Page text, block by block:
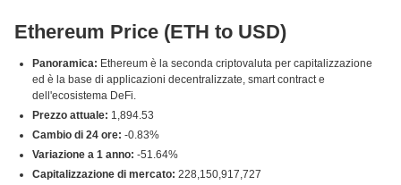
Ethereum Price (ETH to USD)
Panoramica: Ethereum è la seconda criptovaluta per capitalizzazione
ed è la base di applicazioni decentralizzate, smart contract e
dell'ecosistema DeFi.
Prezzo attuale: 1,894.53
Cambio di 24 ore: -0.83%
Variazione a 1 anno: -51.64%
Capitalizzazione di mercato: 228,150,917,727